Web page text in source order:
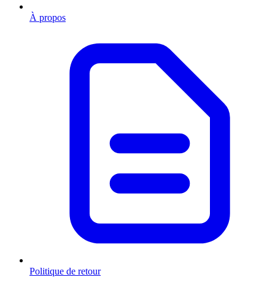
À propos
Politique de retour